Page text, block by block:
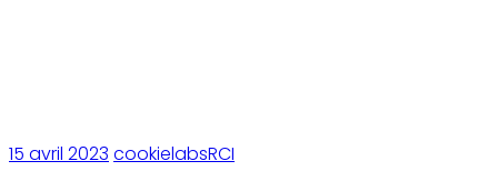
15 avril 2023 cookielabsRCI